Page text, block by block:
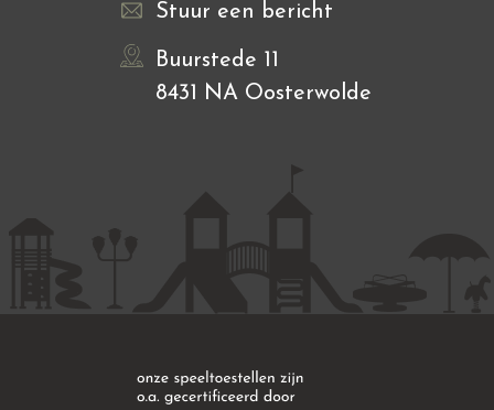
Stuur een bericht
Buurstede 11
8431 NA Oosterwolde